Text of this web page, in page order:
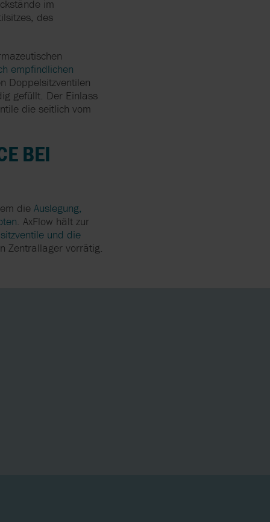
im
des
empfindlichen
Doppelsitzventilen
gefüllt. Der Einlass
die seitlich vom
BEI
die Auslegung,
. AxFlow hält zur
und die
Zentrallager vorrätig.